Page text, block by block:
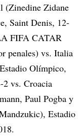
(Zinedine Zidane
Saint Denis, 12-
FIFA CATAR
penales) vs. Italia
Olímpico,
vs. Croacia
Paul Pogba y
Estadio